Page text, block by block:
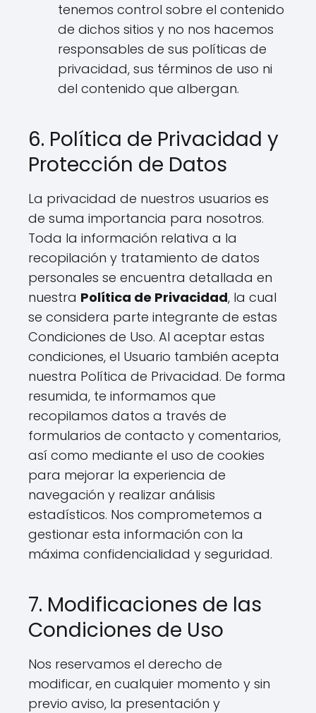
tenemos control sobre el contenido
de dichos sitios y no nos hacemos
responsables de sus políticas de
privacidad, sus términos de uso ni
del contenido que albergan.
6. Política de Privacidad y
Protección de Datos
La privacidad de nuestros usuarios es
de suma importancia para nosotros.
Toda la información relativa a la
recopilación y tratamiento de datos
personales se encuentra detallada en
nuestra Política de Privacidad, la cual
se considera parte integrante de estas
Condiciones de Uso. Al aceptar estas
condiciones, el Usuario también acepta
nuestra Política de Privacidad. De forma
resumida, te informamos que
recopilamos datos a través de
formularios de contacto y comentarios,
así como mediante el uso de cookies
para mejorar la experiencia de
navegación y realizar análisis
estadísticos. Nos comprometemos a
gestionar esta información con la
máxima confidencialidad y seguridad.
7. Modificaciones de las
Condiciones de Uso
Nos reservamos el derecho de
modificar, en cualquier momento y sin
previo aviso, la presentación y